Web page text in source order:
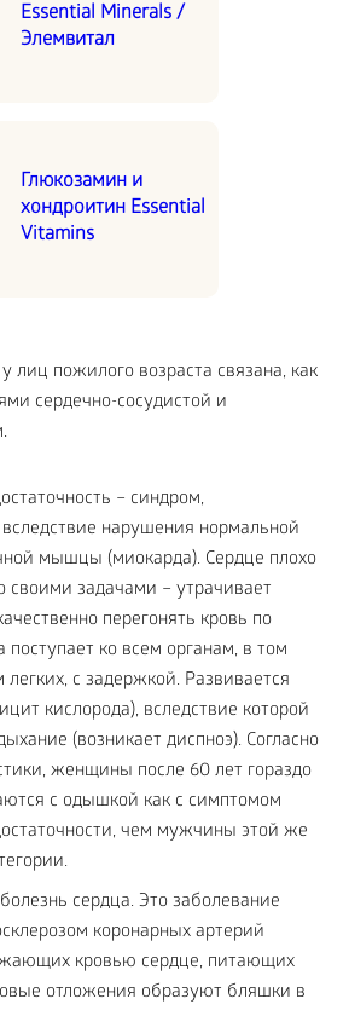
Essential Minerals /
Элемвитал
Глюкозамин и
хондроитин Essential
Vitamins
лиц пожилого возраста связана, как
сердечно-сосудистой и
– синдром,
нарушения нормальной
мышцы (миокарда). Сердце плохо
своими задачами – утрачивает
перегонять кровь по
поступает ко всем органам, в том
легких, с задержкой. Развивается
кислорода), вследствие которой
(возникает диспноэ). Согласно
женщины после 60 лет гораздо
с одышкой как с симптомом
чем мужчины этой же
сердца. Это заболевание
коронарных артерий
кровью сердце, питающих
отложения образуют бляшки в